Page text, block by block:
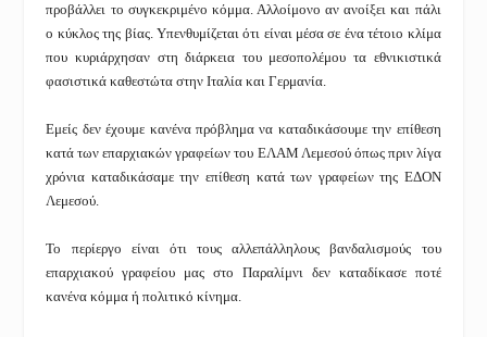
προβάλλει το συγκεκριμένο κόμμα. Αλλοίμονο αν ανοίξει και πάλι
ο κύκλος της βίας. Υπενθυμίζεται ότι είναι μέσα σε ένα τέτοιο κλίμα
που κυριάρχησαν στη διάρκεια του μεσοπολέμου τα εθνικιστικά
φασιστικά καθεστώτα στην Ιταλία και Γερμανία.
Εμείς δεν έχουμε κανένα πρόβλημα να καταδικάσουμε την επίθεση
κατά των επαρχιακών γραφείων του ΕΛΑΜ Λεμεσού όπως πριν λίγα
χρόνια καταδικάσαμε την επίθεση κατά των γραφείων της ΕΔΟΝ
Λεμεσού.
Το περίεργο είναι ότι τους αλλεπάλληλους βανδαλισμούς του
επαρχιακού γραφείου μας στο Παραλίμνι δεν καταδίκασε ποτέ
κανένα κόμμα ή πολιτικό κίνημα.